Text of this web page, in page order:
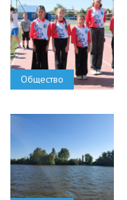
Общество